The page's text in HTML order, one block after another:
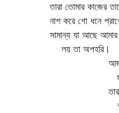
তারা তোমার কাজের
নাশ করে গো ধনে
সামান্য যা আছে আমার
লয় তা অপহরি।
আজকে আমি
ছদ্মবেশী-
তারাও আমায়
শক্তিবিহীন